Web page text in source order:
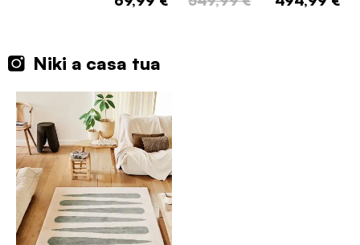
Niki a casa tua